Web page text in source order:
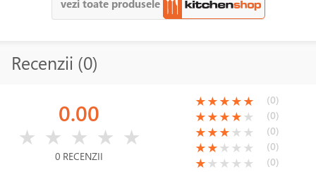
vezi toate produsele
Recenzii (0)
0.00
★ ★ ★ ★ ★
0 RECENZII
(*)
★(*)
★(*)
★(*)
★(*)
★ (0)
(*)
★(*)
★(*)
★(*)
★( )
★ (0)
(*)
★(*)
★(*)
★( )
★ ( )
★ (0)
(*)
★(*)
★( )
★ ( )
★ ( )
★ (0)
(*)
★( )
★ ( )
★ ( )
★ ( )
★ (0)